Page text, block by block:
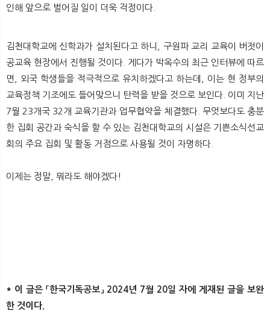
인해 앞으로 벌어질 일이 더욱 걱정이다.
김천대학교에 신학과가 설치된다고 하니, 구원파 교리 교육이 버젓이
공교육 현장에서 진행될 것이다. 게다가 박옥수의 최근 인터뷰에 따르
면, 외국 학생들을 적극적으로 유치하겠다고 하는데, 이는 현 정부의
교육정책 기조에도 들어맞으니 탄력을 받을 것으로 보인다. 이미 지난
7월 23개국 32개 교육기관과 업무협약을 체결했다. 무엇보다도 충분
한 집회 공간과 숙식을 할 수 있는 김천대학교의 시설은 기쁜소식선교
회의 주요 집회 및 활동 거점으로 사용될 것이 자명하다.
이제는 정말, 뭐라도 해야겠다!
* 이 글은 「한국기독공보」 2024년 7월 20일 자에 게재된 글을 보완
한 것이다.​